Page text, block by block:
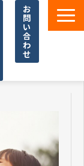
お
問
い
合
わ
せ